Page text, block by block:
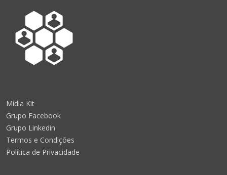
Mídia Kit
Grupo Facebook
Grupo Linkedin
Termos e Condições
Política de Privacidade